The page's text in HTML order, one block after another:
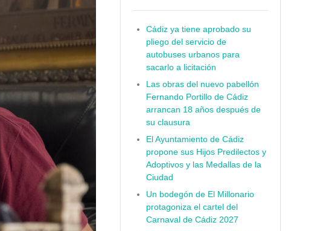
Cádiz ya tiene aprobado su
pliego del servicio de
autobuses urbanos para
sacarlo a licitación
Las obras del nuevo pabellón
Fernando Portillo de Cádiz
arrancan 18 años después de
su clausura
El Ayuntamiento de Cádiz
propone sus Hijos Predilectos y
Adoptivos y las Medallas de la
Ciudad
Un bodegón de El Millonario
protagoniza el cartel del
Carnaval de Cádiz 2027